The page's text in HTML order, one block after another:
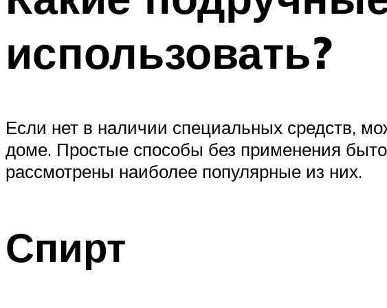
использовать?
Если нет в наличии специальных средств,
доме. Простые способы без применения
рассмотрены наиболее популярные из них.
Спирт